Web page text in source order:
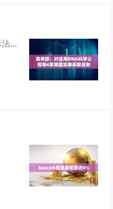
喜来顺财经报道，8月5日消息，商务部公告，近期，美国以所谓“强迫劳动”为由制裁中国企业，严重违反国际法和国际关系基本准则...